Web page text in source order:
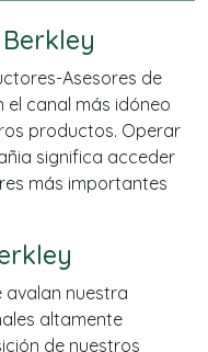
Asesores de
canal más idóneo
productos. Operar
significa acceder
más importantes
avalan nuestra
altamente
de nuestros